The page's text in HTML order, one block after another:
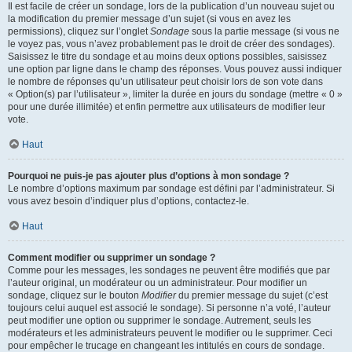
Il est facile de créer un sondage, lors de la publication d’un nouveau sujet ou
la modification du premier message d’un sujet (si vous en avez les
permissions), cliquez sur l’ongletSondage sous la partie message (si vous ne
le voyez pas, vous n’avez probablement pas le droit de créer des sondages).
Saisissez le titre du sondage et au moins deux options possibles, saisissez
une option par ligne dans le champ des réponses. Vous pouvez aussi indiquer
le nombre de réponses qu’un utilisateur peut choisir lors de son vote dans
« Option(s) par l’utilisateur », limiter la durée en jours du sondage (mettre « 0 »
pour une durée illimitée) et enfin permettre aux utilisateurs de modifier leur
vote.
Haut
Pourquoi ne puis-je pas ajouter plus d’options à mon sondage ?
Le nombre d’options maximum par sondage est défini par l’administrateur. Si
vous avez besoin d’indiquer plus d’options, contactez-le.
Haut
Comment modifier ou supprimer un sondage ?
Comme pour les messages, les sondages ne peuvent être modifiés que par
l’auteur original, un modérateur ou un administrateur. Pour modifier un
sondage, cliquez sur le bouton Modifierdu premier message du sujet (c’est
toujours celui auquel est associé le sondage). Si personne n’a voté, l’auteur
peut modifier une option ou supprimer le sondage. Autrement, seuls les
modérateurs et les administrateurs peuvent le modifier ou le supprimer. Ceci
pour empêcher le trucage en changeant les intitulés en cours de sondage.